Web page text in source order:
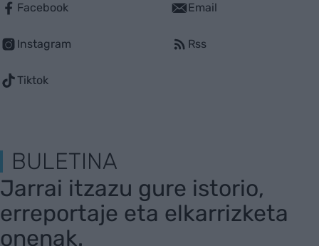
Facebook
Instagram
Tiktok
Email
Rss
BULETINA
Jarrai itzazu gure istorio,
erreportaje eta elkarrizketa
onenak.